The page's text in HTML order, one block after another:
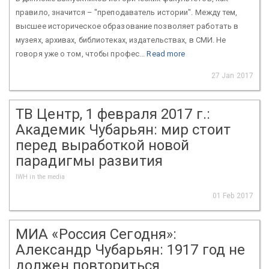
правило, значится – "преподаватель истории". Между тем,
высшее историческое образование позволяет работать в
музеях, архивах, библиотеках, издательствах, в СМИ. Не
говоря уже о том, чтобы профес...Read more
27 Jan 2017
ТВ Центр, 1 февраля 2017 г.:
Академик Чубарьян: мир стоит
перед выработкой новой
парадигмы развития
IWH in the media
01 Feb 2017
МИА «Россия Сегодня»:
Александр Чубарьян: 1917 год не
должен повториться